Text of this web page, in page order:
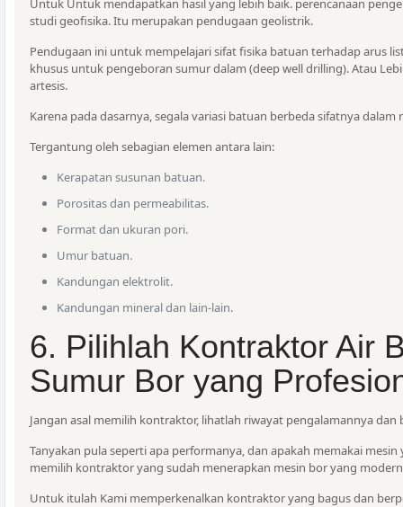
Untuk Untuk mendapatkan hasil yang lebih baik. perencanaan
studi geofisika. Itu merupakan pendugaan geolistrik.
Pendugaan ini untuk mempelajari sifat fisika batuan terhadap arus
khusus untuk pengeboran sumur dalam (deep well drilling). Atau
artesis.
Karena pada dasarnya, segala variasi batuan berbeda sifatnya
Tergantung oleh sebagian elemen antara lain:
Kerapatan susunan batuan.
Porositas dan permeabilitas.
Format dan ukuran pori.
Umur batuan.
Kandungan elektrolit.
Kandungan mineral dan lain-lain.
6. Pilihlah Kontraktor Air
Sumur Bor yang
Jangan asal memilih kontraktor, lihatlah riwayat pengalamannya dan
Tanyakan pula seperti apa performanya, dan apakah memakai
memilih kontraktor yang sudah menerapkan mesin bor yang
Untuk itulah Kami memperkenalkan kontraktor yang bagus dan